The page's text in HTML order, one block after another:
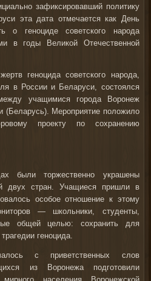
зафиксировавший политику
эта дата отмечается как День
о геноциде советского народа
в годы Великой Отечественной
геноцида советского народа,
в России и Беларуси, состоялся
учащимися города Воронеж
(Беларусь). Мероприятие положило
проекту по сохранению
были торжественно украшены
двух стран. Учащиеся пришли в
особое отношение к этому
— школьники, студенты,
общей целью: сохранить для
геноцида.
с приветственных слов
из Воронежа подготовили